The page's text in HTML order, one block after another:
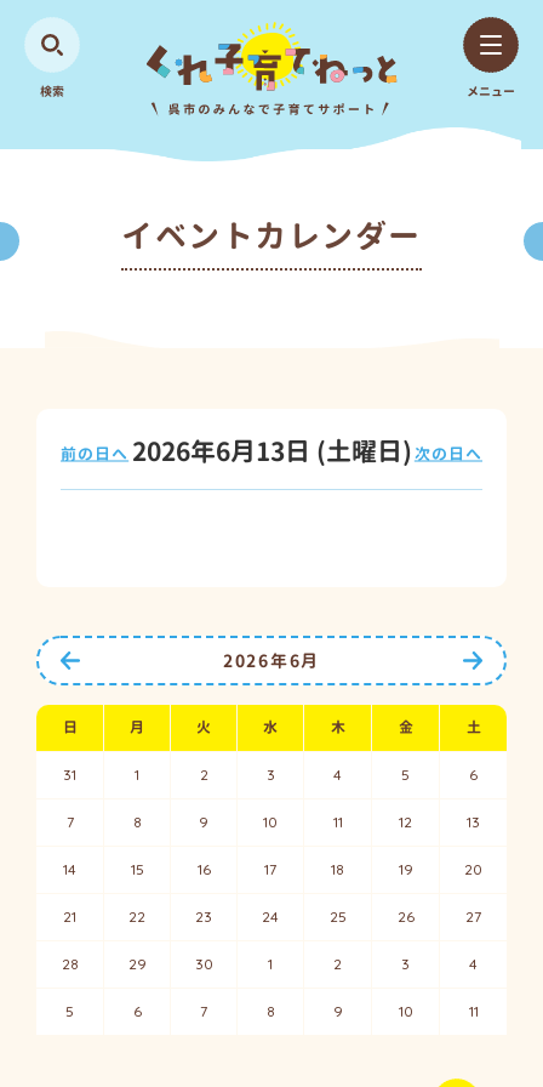
検索 メニュー
イベントカレンダー
2026年6月13日 (土曜日)
前の日へ 次の日へ
次の月
2026年6月
日 月 火 水 木 金 土
31 1 2 3 4 5 6
7 8 9 10 11 12 13
14 15 16 17 18 19 20
21 22 23 24 25 26 27
28 29 30 1 2 3 4
5 6 7 8 9 10 11